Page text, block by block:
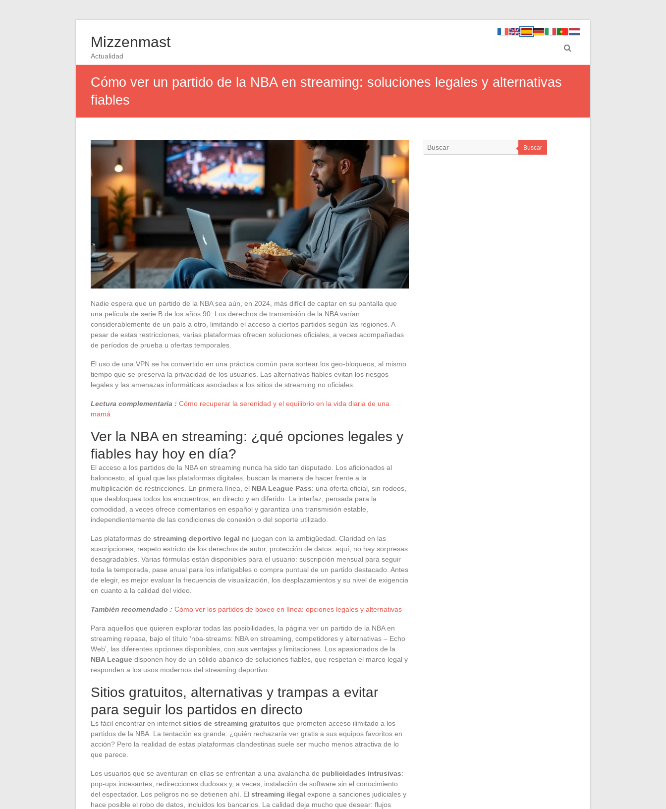
Mizzenmast
Actualidad
Cómo ver un partido de la NBA en streaming: soluciones legales y alternativas
fiables
Nadie espera que un partido de la NBA sea aún, en 2024, más difícil de captar en su pantalla que
una película de serie B de los años 90. Los derechos de transmisión de la NBA varían
considerablemente de un país a otro, limitando el acceso a ciertos partidos según las regiones. A
pesar de estas restricciones, varias plataformas ofrecen soluciones oficiales, a veces acompañadas
de períodos de prueba u ofertas temporales.
El uso de una VPN se ha convertido en una práctica común para sortear los geo-bloqueos, al mismo
tiempo que se preserva la privacidad de los usuarios. Las alternativas fiables evitan los riesgos
legales y las amenazas informáticas asociadas a los sitios de streaming no oficiales.
Lectura complementaria : Cómo recuperar la serenidad y el equilibrio en la vida diaria de una
mamá
Ver la NBA en streaming: ¿qué opciones legales y
fiables hay hoy en día?
El acceso a los partidos de la NBA en streaming nunca ha sido tan disputado. Los aficionados al
baloncesto, al igual que las plataformas digitales, buscan la manera de hacer frente a la
multiplicación de restricciones. En primera línea, el NBA League Pass: una oferta oficial, sin rodeos,
que desbloquea todos los encuentros, en directo y en diferido. La interfaz, pensada para la
comodidad, a veces ofrece comentarios en español y garantiza una transmisión estable,
independientemente de las condiciones de conexión o del soporte utilizado.
Las plataformas de streaming deportivo legal no juegan con la ambigüedad. Claridad en las
suscripciones, respeto estricto de los derechos de autor, protección de datos: aquí, no hay sorpresas
desagradables. Varias fórmulas están disponibles para el usuario: suscripción mensual para seguir
toda la temporada, pase anual para los infatigables o compra puntual de un partido destacado. Antes
de elegir, es mejor evaluar la frecuencia de visualización, los desplazamientos y su nivel de exigencia
en cuanto a la calidad del video.
También recomendado : Cómo ver los partidos de boxeo en línea: opciones legales y alternativas
Para aquellos que quieren explorar todas las posibilidades, la página ver un partido de la NBA en
streaming repasa, bajo el título ‘nba-streams: NBA en streaming, competidores y alternativas – Echo
Web’, las diferentes opciones disponibles, con sus ventajas y limitaciones. Los apasionados de la
NBA League disponen hoy de un sólido abanico de soluciones fiables, que respetan el marco legal y
responden a los usos modernos del streaming deportivo.
Sitios gratuitos, alternativas y trampas a evitar
para seguir los partidos en directo
Es fácil encontrar en internet sitios de streaming gratuitos que prometen acceso ilimitado a los
partidos de la NBA. La tentación es grande: ¿quién rechazaría ver gratis a sus equipos favoritos en
acción? Pero la realidad de estas plataformas clandestinas suele ser mucho menos atractiva de lo
que parece.
Los usuarios que se aventuran en ellas se enfrentan a una avalancha de publicidades intrusivas:
pop-ups incesantes, redirecciones dudosas y, a veces, instalación de software sin el conocimiento
del espectador. Los peligros no se detienen ahí. El streaming ilegal expone a sanciones judiciales y
hace posible el robo de datos, incluidos los bancarios. La calidad deja mucho que desear: flujos
Buscar